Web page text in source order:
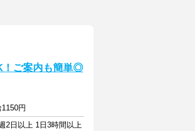
！ご案内も簡単◎
円
2日以上 1日3時間以上